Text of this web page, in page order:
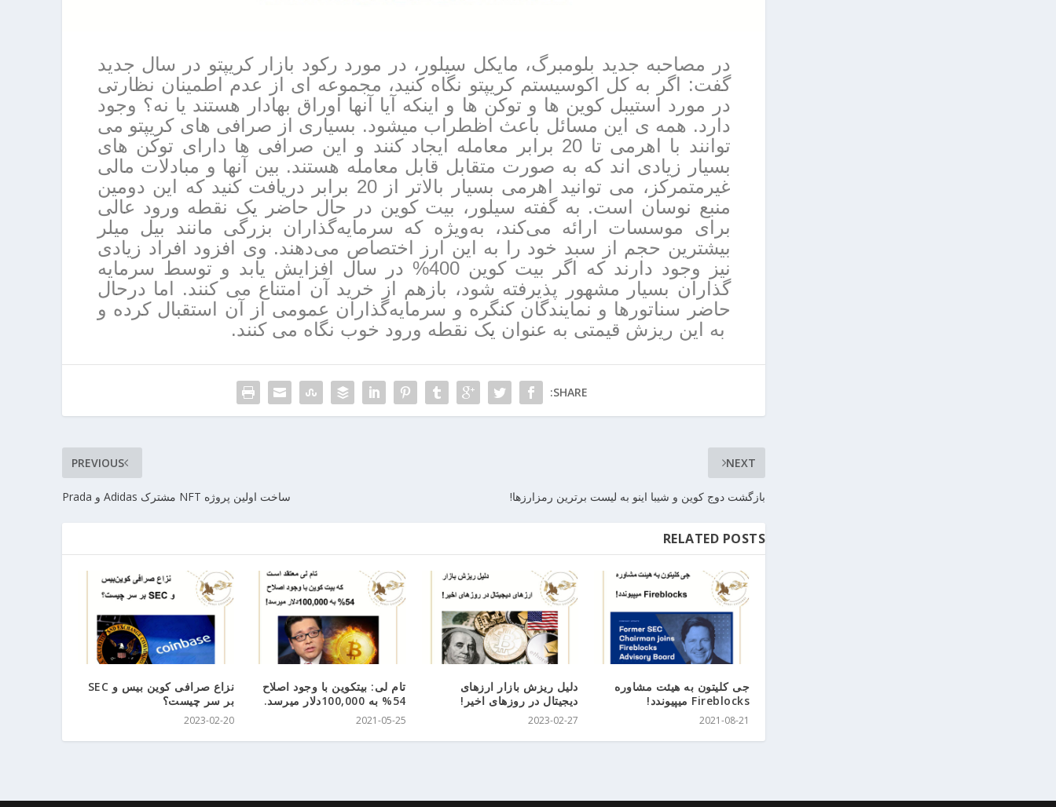
در مصاحبه جدید بلومبرگ، مایکل سیلور، در مورد رکود بازار کریپتو در سال جدید
گفت: اگر به کل اکوسیستم کریپتو نگاه کنید، مجموعه ای از عدم اطمینان نظارتی
در مورد استیبل کوین ها و توکن ها و اینکه آیا آنها اوراق بهادار هستند یا نه؟ وجود
دارد. همه ی این مسائل باعث اظطراب میشود. بسیاری از صرافی های کریپتو می
توانند با اهرمی تا 20 برابر معامله ایجاد کنند و این صرافی ها دارای توکن های
بسیار زیادی اند که به صورت متقابل قابل معامله هستند. بین آنها و مبادلات مالی
غیرمتمرکز، می توانید اهرمی بسیار بالاتر از 20 برابر دریافت کنید که این دومین
منبع نوسان است. به گفته سیلور، بیت کوین در حال حاضر یک نقطه ورود عالی
برای موسسات ارائه می‌کند، به‌ویژه که سرمایه‌گذاران بزرگی مانند بیل میلر
بیشترین حجم از سبد خود را به این ارز اختصاص می‌دهند. وی افزود افراد زیادی
نیز وجود دارند که اگر بیت کوین 400% در سال افزایش یابد و توسط سرمایه
گذاران بسیار مشهور پذیرفته شود، بازهم از خرید آن امتناع می کنند. اما درحال
حاضر سناتورها و نمایندگان کنگره و سرمایه‌گذاران عمومی از آن استقبال کرده و
به این ریزش قیمتی به عنوان یک نقطه ورود خوب نگاه می کنند.
SHARE:
PREVIOUS
ساخت اولین پروژه NFT مشترک Adidas و Prada
NEXT
بازگشت دوج کوین و شیبا اینو به لیست برترین رمزارزها!
RELATED POSTS
جی کلیتون به هیئت مشاوره
Fireblocks میپیوندد!
2021-08-21
دلیل ریزش بازار ارزهای
دیجیتال در روزهای اخیر!
2023-02-27
تام لی: بیتکوین با وجود اصلاح
54% به 100,000دلار میرسد.
2021-05-25
نزاع صرافی کوین بیس و SEC
بر سر چیست؟
2023-02-20